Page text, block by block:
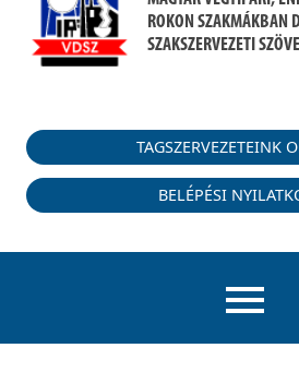
ROKON SZAKMÁKBAN
SZAKSZERVEZETI
TAGSZERVEZETEINK
BELÉPÉSI